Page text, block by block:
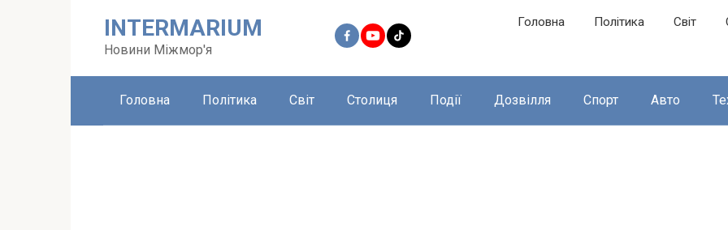
INTERMARIUM
Новини Міжмор'я
Головна Політика Світ
Головна Політика Світ Столиця Події Дозвілля Спорт Авто